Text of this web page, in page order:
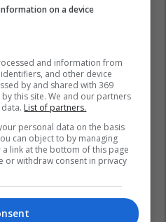
on a device
and information from
and other device
by and shared with 369
this site. We and our partners
List of partners.
personal data on the basis
can object to by managing
link at the bottom of this page
or withdraw consent in privacy